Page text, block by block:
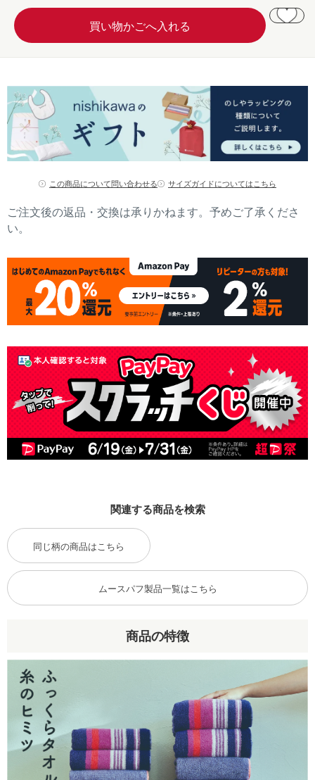
この商品について問い合わせる サイズガイドについてはこちら
ご注文後の返品・交換は承りかねます。予めご了承くださ
い。
商品の特徴
関連する商品を検索
同じ柄の商品はこちら
ムースパフ製品一覧はこちら